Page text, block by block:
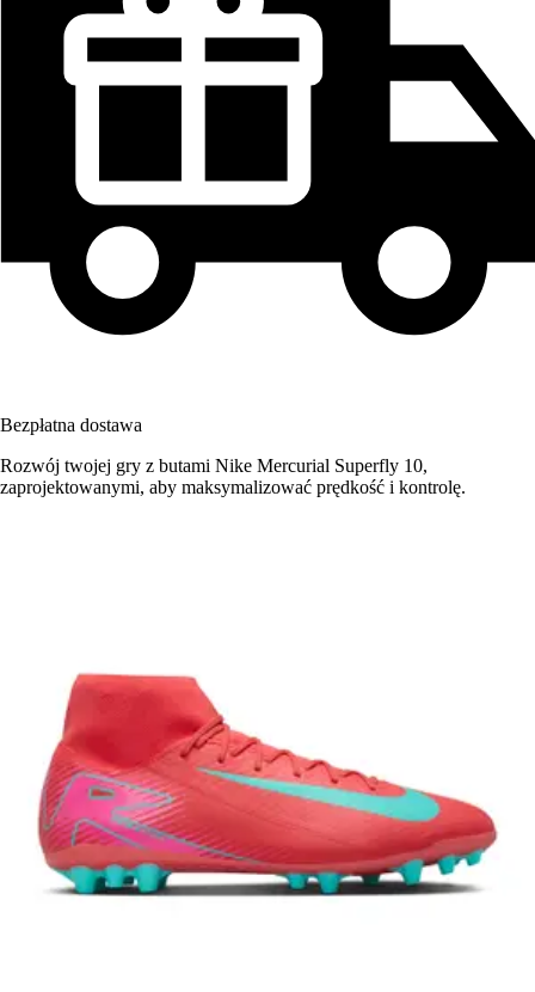
Bezpłatna dostawa
Rozwój twojej gry z butami Nike Mercurial Superfly 10,
zaprojektowanymi, aby maksymalizować prędkość i kontrolę.